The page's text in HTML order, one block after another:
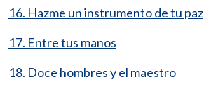
16. Hazme un instrumento de tu paz
17. Entre tus manos
18. Doce hombres y el maestro